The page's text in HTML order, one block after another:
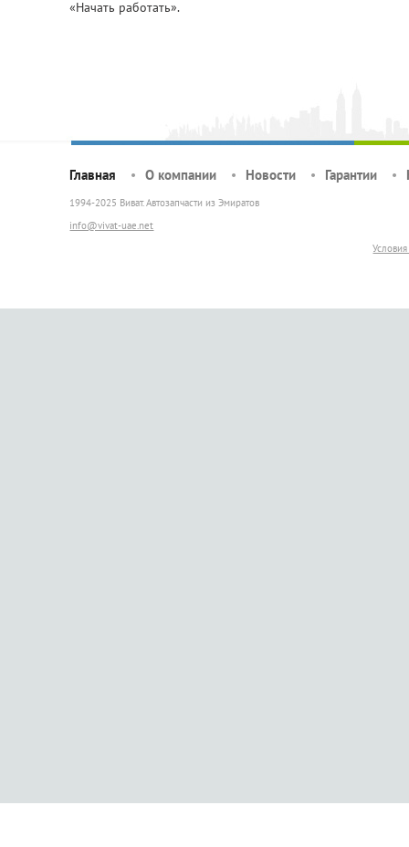
«Начать работать».
Главная О компании Новости Гарантии
1994-2025 Виват. Автозапчасти из Эмиратов
info@vivat-uae.net